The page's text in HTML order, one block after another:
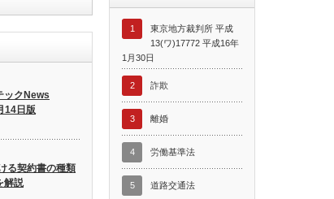
ックNews
14日版
る契約書の種類
解説
1
東京地方裁判所 平成
13(ワ)17772 平成16年
1月30日
2 詐欺
3 離婚
4 労働基準法
5 道路交通法